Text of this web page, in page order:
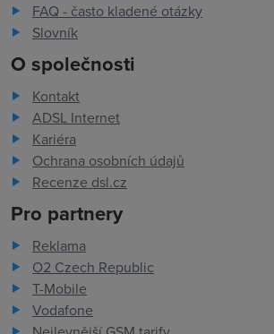
FAQ - často kladené otázky
Slovník
O společnosti
Kontakt
ADSL Internet
Kariéra
Ochrana osobních údajů
Recenze dsl.cz
Pro partnery
Reklama
O2 Czech Republic
T-Mobile
Vodafone